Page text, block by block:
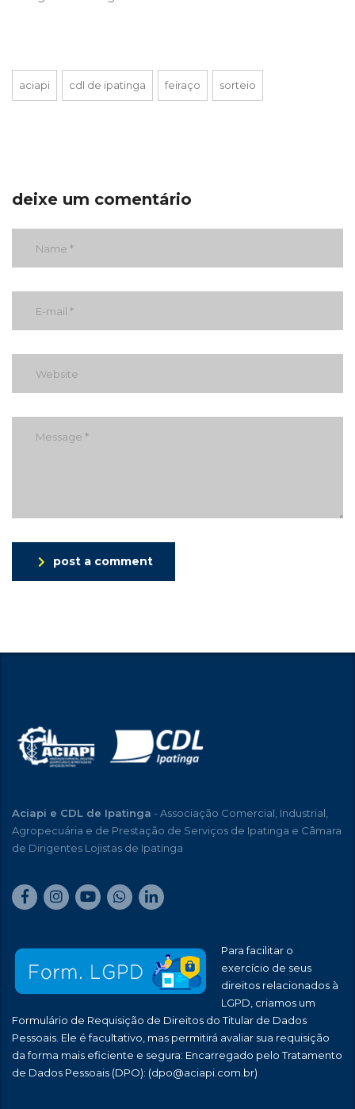
aciapi cdl de ipatinga feiraço sorteio
deixe um comentário
post a comment
Aciapi e CDL de Ipatinga - Associação Comercial, Industrial,
Agropecuária e de Prestação de Serviços de Ipatinga e Câmara
de Dirigentes Lojistas de Ipatinga
Para facilitar o
exercício de seus
direitos relacionados à
LGPD, criamos um
Formulário de Requisição de Direitos do Titular de Dados
Pessoais. Ele é facultativo, mas permitirá avaliar sua requisição
da forma mais eficiente e segura: Encarregado pelo Tratamento
de Dados Pessoais (DPO): (dpo@aciapi.com.br)